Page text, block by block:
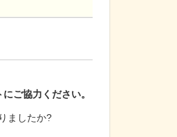
ご協力ください。
ましたか?